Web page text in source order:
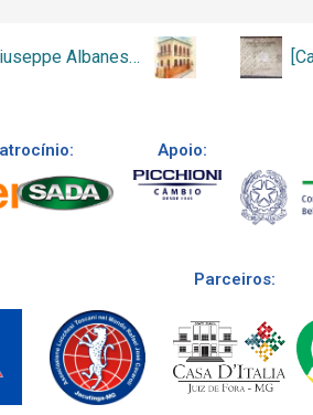
[Casa de Giuseppe Albanese e família]
Apoio:
Parceiros: